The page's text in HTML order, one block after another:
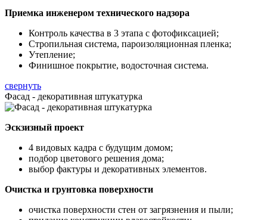
Приемка инженером технического надзора
Контроль качества в 3 этапа с фотофиксацией;
Стропильная система, пароизоляционная пленка;
Утепление;
Финишное покрытие, водосточная система.
свернуть
Фасад - декоративная штукатурка
Эскзизный проект
4 видовых кадра с будущим домом;
подбор цветового решения дома;
выбор фактуры и декоративных элементов.
Очистка и грунтовка поверхности
очистка поверхности стен от загрязнения и пыли;